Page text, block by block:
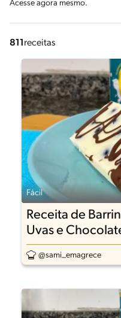
Acesse agora mesmo.
811 receitas
Fácil
Receita de
Uvas e
@sami_emagrece